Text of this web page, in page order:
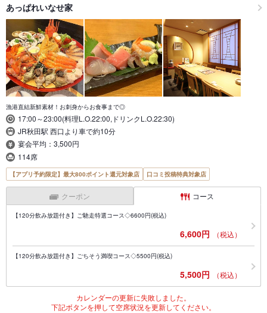
あっぱれいなせ家
漁港直結新鮮素材！お刺身からお食事まで◎
17:00～23:00(料理L.O.22:00,ドリンクL.O.22:30)
JR秋田駅 西口より車で約10分
宴会平均：3,500円
114席
【アプリ予約限定】最大800ポイント還元対象店 口コミ投稿特典対象店
クーポン コース
【120分飲み放題付き】ご馳走特選コース◇6600円(税込)
6,600円 （税込）
【120分飲み放題付き】ごちそう満喫コース◇5500円(税込)
5,500円 （税込）
カレンダーの更新に失敗しました。
下記ボタンを押して空席状況を更新してください。